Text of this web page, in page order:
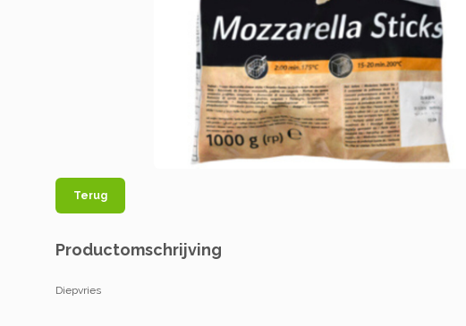
Terug
Productomschrijving
Diepvries